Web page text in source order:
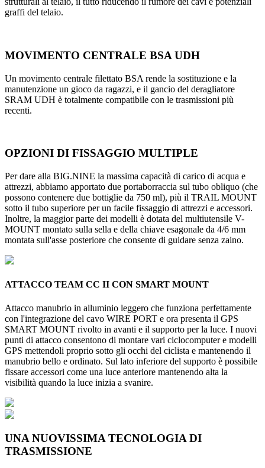
graffi del telaio.
MOVIMENTO CENTRALE BSA UDH
Un movimento centrale filettato BSA rende la sostituzione e la
manutenzione un gioco da ragazzi, e il gancio del deragliatore
SRAM UDH è totalmente compatibile con le trasmissioni più
recenti.
OPZIONI DI FISSAGGIO MULTIPLE
Per dare alla BIG.NINE la massima capacità di carico di acqua e
attrezzi, abbiamo apportato due portaborraccia sul tubo obliquo (che
possono contenere due bottiglie da 750 ml), più il TRAIL MOUNT
sotto il tubo superiore per un facile fissaggio di attrezzi e accessori.
Inoltre, la maggior parte dei modelli è dotata del multiutensile V-
MOUNT montato sulla sella e della chiave esagonale da 4/6 mm
montata sull'asse posteriore che consente di guidare senza zaino.
ATTACCO TEAM CC II CON SMART MOUNT
Attacco manubrio in alluminio leggero che funziona perfettamente
con l'integrazione del cavo WIRE PORT e ora presenta il GPS
SMART MOUNT rivolto in avanti e il supporto per la luce. I nuovi
punti di attacco consentono di montare vari ciclocomputer e modelli
GPS mettendoli proprio sotto gli occhi del ciclista e mantenendo il
manubrio bello e ordinato. Sul lato inferiore del supporto è possibile
fissare accessori come una luce anteriore mantenendo alta la
visibilità quando la luce inizia a svanire.
UNA NUOVISSIMA TECNOLOGIA DI
TRASMISSIONE